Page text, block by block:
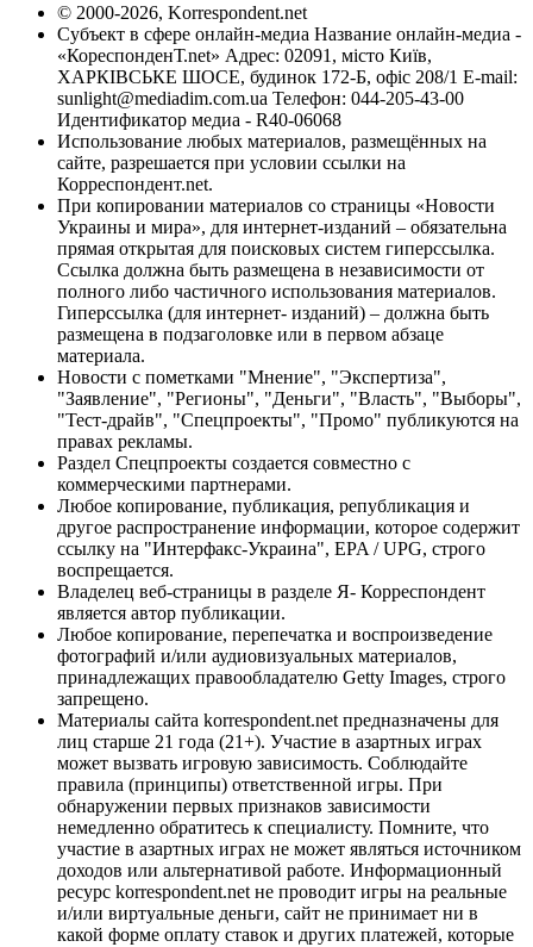
© 2000-2026, Korrespondent.net
Субъект в сфере онлайн-медиа Название онлайн-медиа -
«КореспонденТ.net» Адрес: 02091, місто Київ,
ХАРКІВСЬКЕ ШОСЕ, будинок 172-Б, офіс 208/1 E-mail:
sunlight@mediadim.com.ua Телефон: 044-205-43-00
Идентификатор медиа - R40-06068
Использование любых материалов, размещённых на
сайте, разрешается при условии ссылки на
Корреспондент.net.
При копировании материалов со страницы «Новости
Украины и мира», для интернет-изданий – обязательна
прямая открытая для поисковых систем гиперссылка.
Ссылка должна быть размещена в независимости от
полного либо частичного использования материалов.
Гиперссылка (для интернет- изданий) – должна быть
размещена в подзаголовке или в первом абзаце
материала.
Новости с пометками "Мнение", "Экспертиза",
"Заявление", "Регионы", "Деньги", "Власть", "Выборы",
"Тест-драйв", "Спецпроекты", "Промо" публикуются на
правах рекламы.
Раздел Спецпроекты создается совместно с
коммерческими партнерами.
Любое копирование, публикация, републикация и
другое распространение информации, которое содержит
ссылку на "Интерфакс-Украина", EPA / UPG, строго
воспрещается.
Владелец веб-страницы в разделе Я- Корреспондент
является автор публикации.
Любое копирование, перепечатка и воспроизведение
фотографий и/или аудиовизуальных материалов,
принадлежащих правообладателю Getty Images, строго
запрещено.
Материалы сайта korrespondent.net предназначены для
лиц старше 21 года (21+). Участие в азартных играх
может вызвать игровую зависимость. Соблюдайте
правила (принципы) ответственной игры. При
обнаружении первых признаков зависимости
немедленно обратитесь к специалисту. Помните, что
участие в азартных играх не может являться источником
доходов или альтернативой работе. Информационный
ресурс korrespondent.net не проводит игры на реальные
и/или виртуальные деньги, сайт не принимает ни в
какой форме оплату ставок и других платежей, которые